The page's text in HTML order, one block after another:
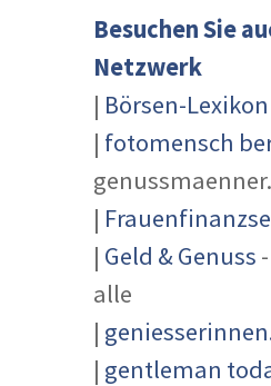
Besuchen Sie
Netzwerk
| Börsen-Lexikon
| fotomensch
|
| Geld & Genuss
alle
|
| gentleman